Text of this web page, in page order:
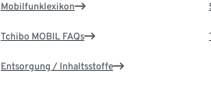
Mobilfunklexikon
Tchibo MOBIL FAQs
Entsorgung / Inhaltsstoffe